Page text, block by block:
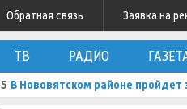
Обратная связь Заявка на
ТВ РАДИО
В Нововятском районе пройдет